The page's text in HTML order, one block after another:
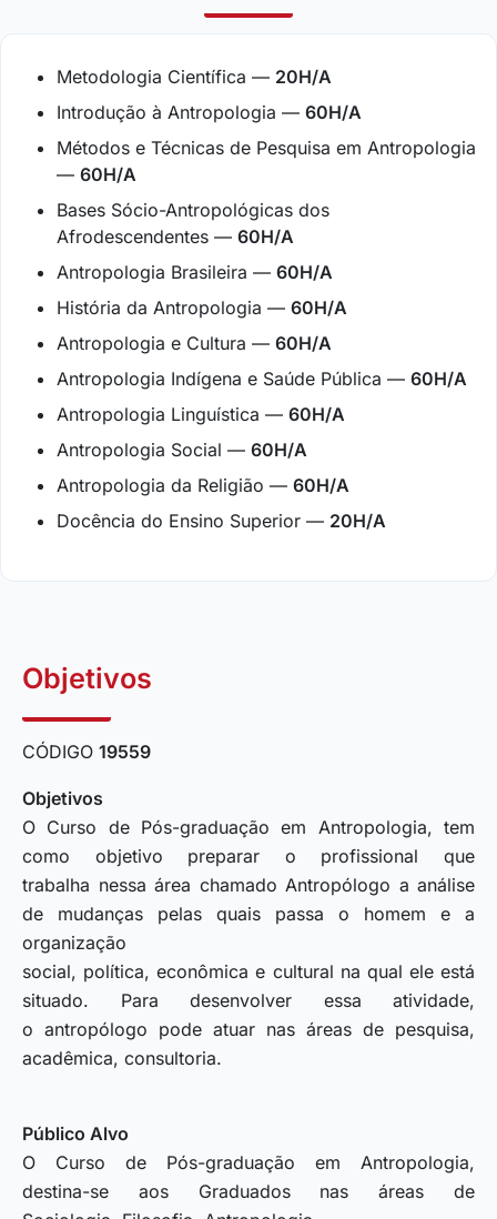
Metodologia Científica — 20H/A
Introdução à Antropologia — 60H/A
Métodos e Técnicas de Pesquisa em Antropologia
— 60H/A
Bases Sócio-Antropológicas dos
Afrodescendentes — 60H/A
Antropologia Brasileira — 60H/A
História da Antropologia — 60H/A
Antropologia e Cultura — 60H/A
Antropologia Indígena e Saúde Pública — 60H/A
Antropologia Linguística — 60H/A
Antropologia Social — 60H/A
Antropologia da Religião — 60H/A
Docência do Ensino Superior — 20H/A
Objetivos
CÓDIGO 19559
Objetivos
O Curso de Pós-graduação em Antropologia, tem
como objetivo preparar o profissional que
trabalha nessa área chamado Antropólogo a análise
de mudanças pelas quais passa o homem e a
organização
social, política, econômica e cultural na qual ele está
situado. Para desenvolver essa atividade,
o antropólogo pode atuar nas áreas de pesquisa,
acadêmica, consultoria.
Público Alvo
O Curso de Pós-graduação em Antropologia,
destina-se aos Graduados nas áreas de